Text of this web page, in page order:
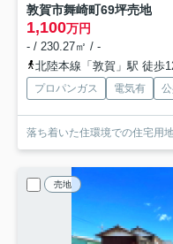
敦賀市舞崎町69坪売地
1,100万円
- / 230.27㎡ / -
北陸本線「敦賀」駅 徒歩
プロパンガス 電気有
落ち着いた住環境での住宅用
売地